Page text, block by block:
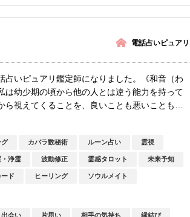
電話占いピュアリ
占いピュアリ鑑定師になりました。《和音（わ
は幼少期の頃から他の人とは違う能力を持って
ら視えてくることを、良いことも悪いことも全
グ カバラ数秘術 ルーン占い 霊視
・浄霊 波動修正 霊感タロット 未来予知
ド ヒーリング ソウルメイト
出会い 片思い 相手の気持ち 縁結び